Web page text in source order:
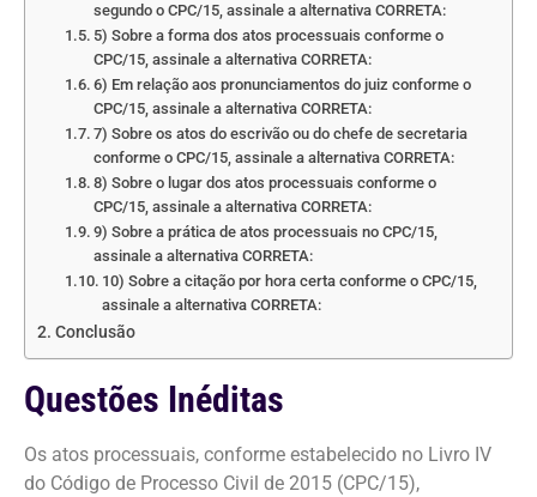
segundo o CPC/15, assinale a alternativa CORRETA:
5) Sobre a forma dos atos processuais conforme o
CPC/15, assinale a alternativa CORRETA:
6) Em relação aos pronunciamentos do juiz conforme o
CPC/15, assinale a alternativa CORRETA:
7) Sobre os atos do escrivão ou do chefe de secretaria
conforme o CPC/15, assinale a alternativa CORRETA:
8) Sobre o lugar dos atos processuais conforme o
CPC/15, assinale a alternativa CORRETA:
9) Sobre a prática de atos processuais no CPC/15,
assinale a alternativa CORRETA:
10) Sobre a citação por hora certa conforme o CPC/15,
assinale a alternativa CORRETA:
Conclusão
Questões Inéditas
Os atos processuais, conforme estabelecido no Livro IV
do Código de Processo Civil de 2015 (CPC/15),